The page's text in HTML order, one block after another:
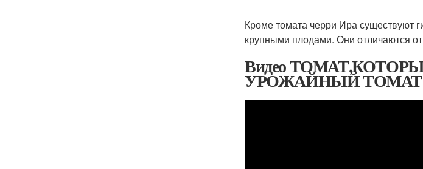
Кроме томата черри Ира существуют
крупными плодами. Они отличаются
Видео
УРОЖАЙНЫЙ ТОМАТ